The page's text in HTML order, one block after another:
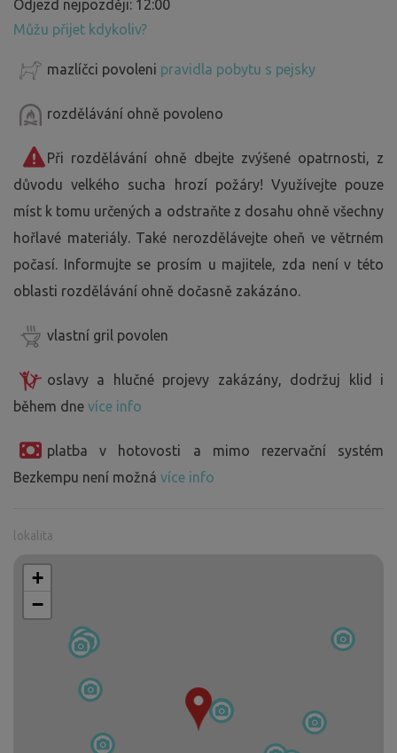
Odjezd nejpozději: 12:00
Můžu přijet kdykoliv?
mazlíčci povoleni pravidla pobytu s pejsky
rozdělávání ohně povoleno
Při rozdělávání ohně dbejte zvýšené opatrnosti, z
důvodu velkého sucha hrozí požáry! Využívejte pouze
míst k tomu určených a odstraňte z dosahu ohně všechny
hořlavé materiály. Také nerozdělávejte oheň ve větrném
počasí. Informujte se prosím u majitele, zda není v této
oblasti rozdělávání ohně dočasně zakázáno.
vlastní gril povolen
oslavy a hlučné projevy zakázány, dodržuj klid i
během dne více info
platba v hotovosti a mimo rezervační systém
Bezkempu není možná více info
lokalita
+
−